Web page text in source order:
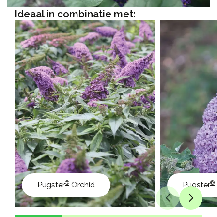
Ideaal in combinatie met:
Pugster® Orchid Pugster®